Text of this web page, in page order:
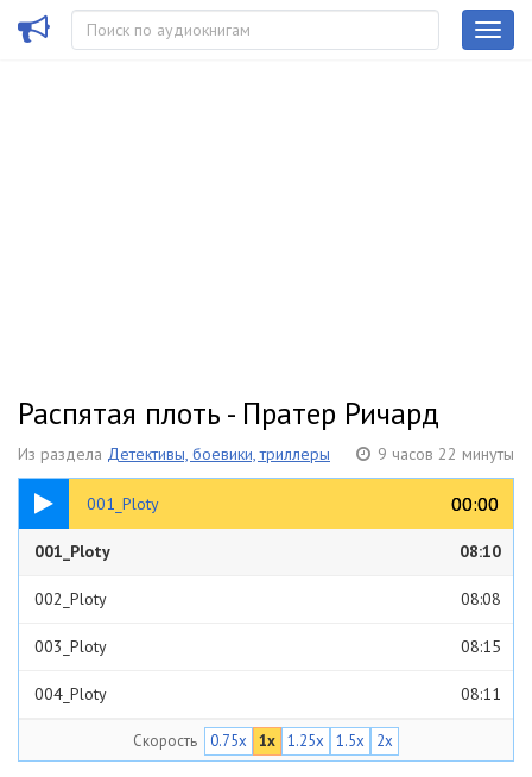
Распятая плоть - Пратер Ричард
Из раздела Детективы, боевики, триллеры 9 часов 22 минуты
001_Ploty 00:00
00:00
08:10
001_Ploty 08:10
002_Ploty 08:08
003_Ploty 08:15
004_Ploty 08:11
Скорость 0.75x 1x 1.25x 1.5x 2x